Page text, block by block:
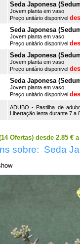
Seda Japonesa
Jovem planta em vaso
Preço unitário disponivel
Seda Japonesa
Jovem planta em vaso
Preço unitário disponivel
Seda Japonesa
Jovem planta em vaso
Preço unitário disponivel
Seda Japonesa
Jovem planta em vaso
Preço unitário disponivel
ADUBO - Pastilha de
Libertação lenta durante 7 a
Ofertas) desde 2.85 €
sobre: Seda